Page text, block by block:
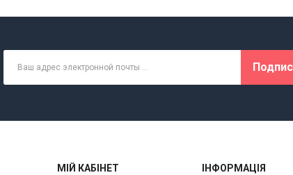
МІЙ КАБІНЕТ ІНФОРМАЦІЯ